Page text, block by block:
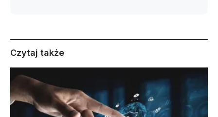
Czytaj także